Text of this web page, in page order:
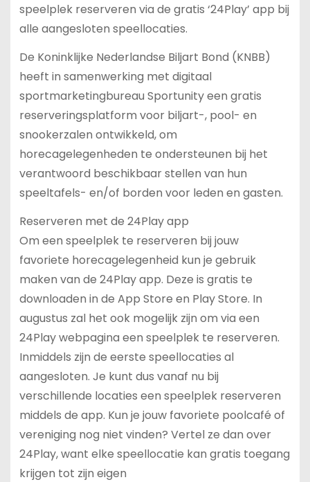
speelplek reserveren via de gratis ‘24Play’ app bij
alle aangesloten speellocaties.
De Koninklijke Nederlandse Biljart Bond (KNBB)
heeft in samenwerking met digitaal
sportmarketingbureau Sportunity een gratis
reserveringsplatform voor biljart-, pool- en
snookerzalen ontwikkeld, om
horecagelegenheden te ondersteunen bij het
verantwoord beschikbaar stellen van hun
speeltafels- en/of borden voor leden en gasten.
Reserveren met de 24Play app
Om een speelplek te reserveren bij jouw
favoriete horecagelegenheid kun je gebruik
maken van de 24Play app. Deze is gratis te
downloaden in de App Store en Play Store. In
augustus zal het ook mogelijk zijn om via een
24Play webpagina een speelplek te reserveren.
Inmiddels zijn de eerste speellocaties al
aangesloten. Je kunt dus vanaf nu bij
verschillende locaties een speelplek reserveren
middels de app. Kun je jouw favoriete poolcafé of
vereniging nog niet vinden? Vertel ze dan over
24Play, want elke speellocatie kan gratis toegang
krijgen tot zijn eigen